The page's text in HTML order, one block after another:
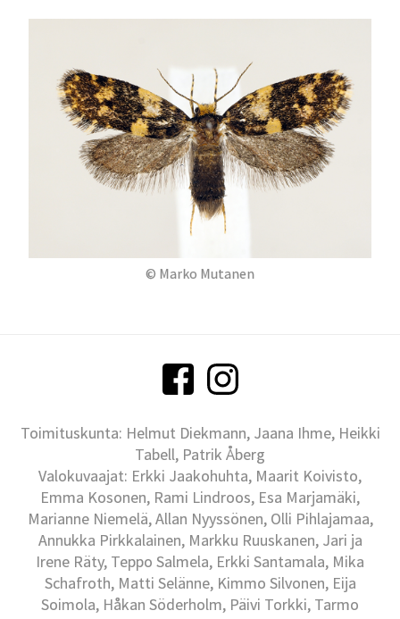
© Marko Mutanen
Toimituskunta: Helmut Diekmann, Jaana Ihme, Heikki
Tabell, Patrik Åberg
Valokuvaajat: Erkki Jaakohuhta, Maarit Koivisto,
Emma Kosonen, Rami Lindroos, Esa Marjamäki,
Marianne Niemelä, Allan Nyyssönen, Olli Pihlajamaa,
Annukka Pirkkalainen, Markku Ruuskanen, Jari ja
Irene Räty, Teppo Salmela, Erkki Santamala, Mika
Schafroth, Matti Selänne, Kimmo Silvonen, Eija
Soimola, Håkan Söderholm, Päivi Torkki, Tarmo